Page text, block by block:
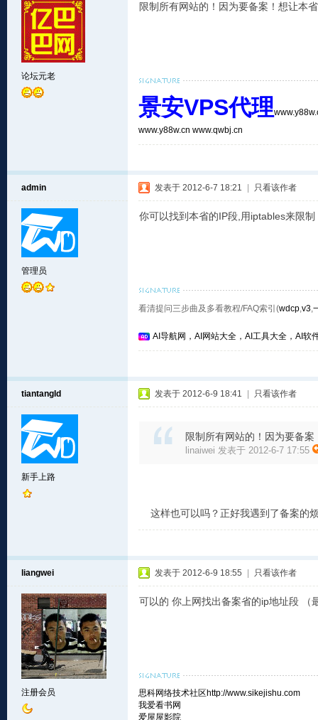
论坛元老
限制所有网站的！因为要备案！想让本
景安VPS代理
www.y88w.cn www.qwbj.cn
admin
管理员
发表于 2012-6-7 18:21 只看该作者
你可以找到本省的IP段,用iptables来限制
看清提问三步曲及多看教程/FAQ索引(wdcp,v3,
AI导航网，AI网站大全，AI工具大全，AI软
tiantangld
新手上路
发表于 2012-6-9 18:41 只看该作者
限制所有网站的！因为要备
linaiwei 发表于 2012-6-7 17:55
这样也可以吗？正好我遇到了备案的
liangwei
注册会员
发表于 2012-6-9 18:55 只看该作者
可以的 你上网找出备案省的ip地址段 （
思科网络技术社区http://www.sikejishu.com
我爱看书网
爱屋屋影院